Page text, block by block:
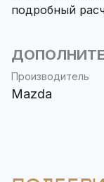
подробный
Производитель
Mazda